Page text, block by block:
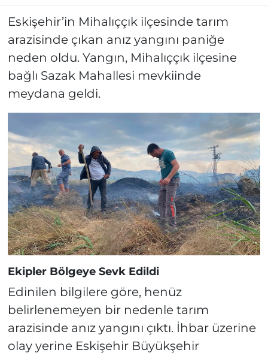
Eskişehir’in Mihalıççık ilçesinde tarım
arazisinde çıkan anız yangını paniğe
neden oldu. Yangın, Mihalıççık ilçesine
bağlı Sazak Mahallesi mevkiinde
meydana geldi.
Ekipler Bölgeye Sevk Edildi
Edinilen bilgilere göre, henüz
belirlenemeyen bir nedenle tarım
arazisinde anız yangını çıktı. İhbar üzerine
olay yerine Eskişehir Büyükşehir